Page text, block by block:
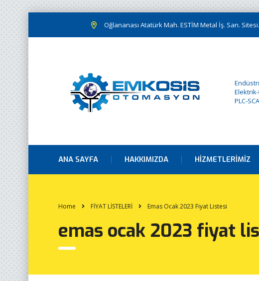
Oğlananası Atatürk Mah. ESTİM Metal İş. San.
PLC-
ANA SAYFA HAKKIMIZDA HIZMETLERIMIZ
Home FİYAT LİSTELERİ Emas Ocak 2023 Fiyat Listesi
emas ocak 2023 fiyat